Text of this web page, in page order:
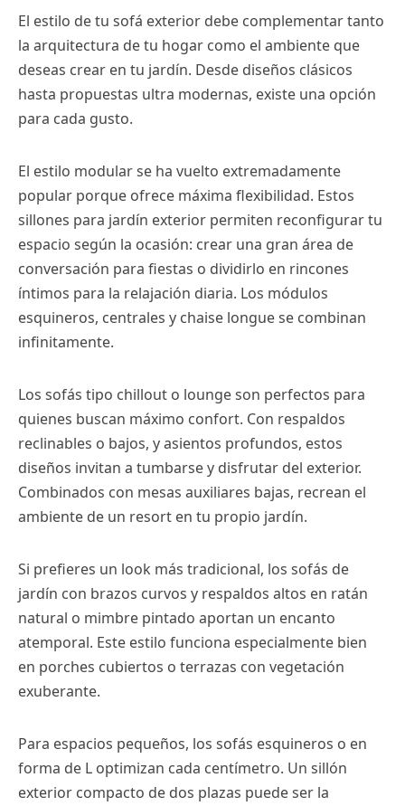
El estilo de tu sofá exterior debe complementar tanto
la arquitectura de tu hogar como el ambiente que
deseas crear en tu jardín. Desde diseños clásicos
hasta propuestas ultra modernas, existe una opción
para cada gusto.
El estilo modular se ha vuelto extremadamente
popular porque ofrece máxima flexibilidad. Estos
sillones para jardín exterior permiten reconfigurar tu
espacio según la ocasión: crear una gran área de
conversación para fiestas o dividirlo en rincones
íntimos para la relajación diaria. Los módulos
esquineros, centrales y chaise longue se combinan
infinitamente.
Los sofás tipo chillout o lounge son perfectos para
quienes buscan máximo confort. Con respaldos
reclinables o bajos, y asientos profundos, estos
diseños invitan a tumbarse y disfrutar del exterior.
Combinados con mesas auxiliares bajas, recrean el
ambiente de un resort en tu propio jardín.
Si prefieres un look más tradicional, los sofás de
jardín con brazos curvos y respaldos altos en ratán
natural o mimbre pintado aportan un encanto
atemporal. Este estilo funciona especialmente bien
en porches cubiertos o terrazas con vegetación
exuberante.
Para espacios pequeños, los sofás esquineros o en
forma de L optimizan cada centímetro. Un sillón
exterior compacto de dos plazas puede ser la